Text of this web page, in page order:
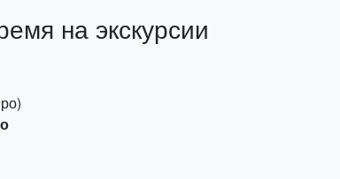
на экскурсии